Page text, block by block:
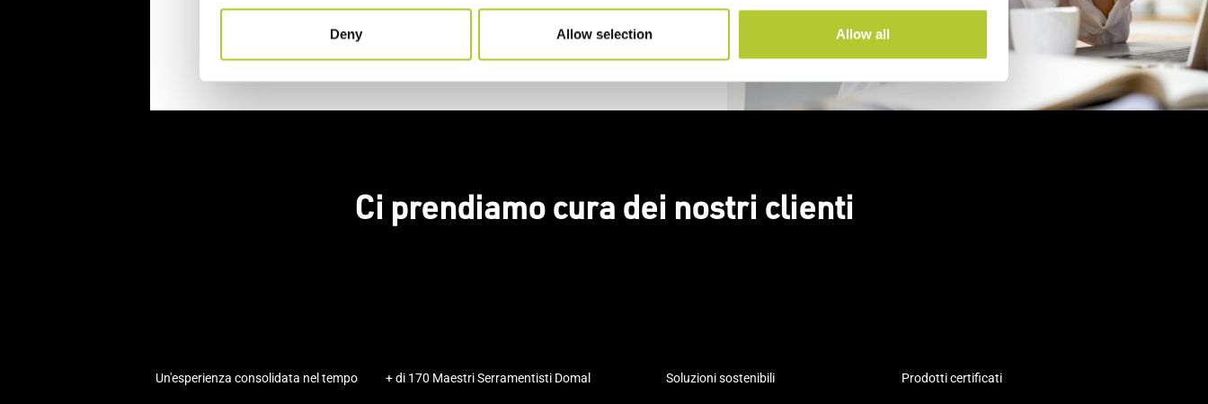
Deny Allow selection Allow all
Ci prendiamo cura dei nostri clienti
Un'esperienza consolidata nel tempo + di 170 Maestri Serramentisti Domal Soluzioni sostenibili Prodotti certificati